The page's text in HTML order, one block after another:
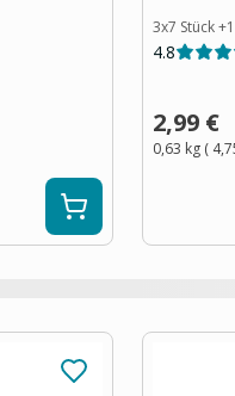
3x7 Stück+1
4.8
2,99 €
0,63 kg (